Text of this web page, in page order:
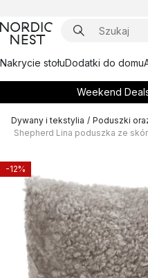
Nakrycie stołuDodatki do domu
Weekend
Dywany i tekstylia / Poduszki
Shepherd Lina poduszka ze
-12%